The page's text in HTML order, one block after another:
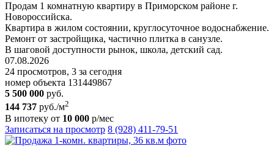
Продам 1 комнатную квартиру в Приморском районе г.
Новороссийска.
Квартира в жилом состоянии, круглосуточное водоснабжение.
Ремонт от застройщика, частично плитка в санузле.
В шаговой доступности рынок, школа, детский сад.
07.08.2026
24 просмотров, 3 за сегодня
номер объекта 131449867
5 500 000 руб.
144 737 руб./м2
В ипотеку от 10 000 р/мес
Записаться на просмотр 8 (928) 411-79-51